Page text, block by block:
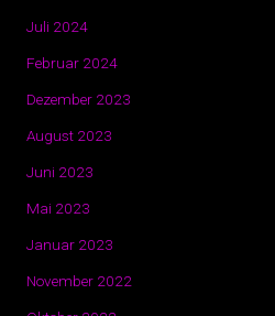
Juli 2024
Februar 2024
Dezember 2023
August 2023
Juni 2023
Mai 2023
Januar 2023
November 2022